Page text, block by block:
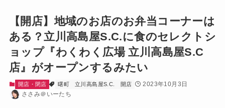
【開店】地域のお店のお弁当コーナーは
ある？立川高島屋S.C.に食のセレクトシ
ョップ『わくわく広場 立川高島屋S.C
店』がオープンするみたい
開店・閉店 曙町 立川高島屋S.C. 開店
2023年10月3日
ささみ＠いーたち